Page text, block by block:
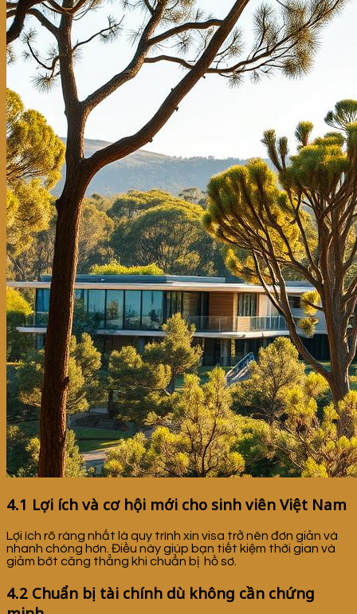
4.1 Lợi ích và cơ hội mới cho sinh viên Việt Nam
Lợi ích rõ ràng nhất là quy trình xin visa trở nên đơn giản và
nhanh chóng hơn. Điều này giúp bạn tiết kiệm thời gian và
giảm bớt căng thẳng khi chuẩn bị hồ sơ.
4.2 Chuẩn bị tài chính dù không cần chứng